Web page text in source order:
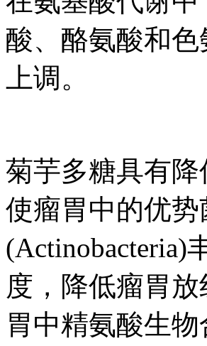
酸、酪氨酸和
上调。
菊芋多糖具有
使瘤胃中的优
(Actinobacteria)
度，降低瘤胃
胃中精氨酸生